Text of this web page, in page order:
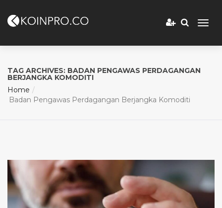
TAG ARCHIVES: BADAN PENGAWAS PERDAGANGAN
BERJANGKA KOMODITI
Home
Badan Pengawas Perdagangan Berjangka Komoditi